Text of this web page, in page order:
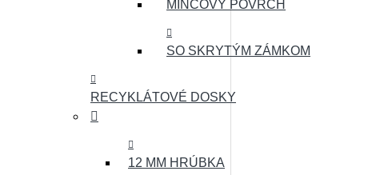
MINCOVÝ POVRCH
SO SKRYTÝM ZÁMKOM
RECYKLÁTOVÉ DOSKY
12 MM HRÚBKA